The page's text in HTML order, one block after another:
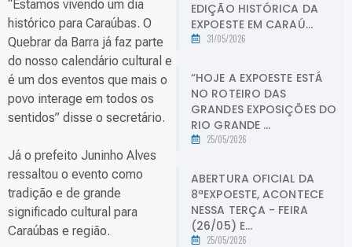
“Estamos vivendo um dia
histórico para Caraúbas. O
Quebrar da Barra já faz parte
do nosso calendário cultural e
é um dos eventos que mais o
povo interage em todos os
sentidos” disse o secretário.
Já o prefeito Juninho Alves
ressaltou o evento como
tradição e de grande
significado cultural para
Caraúbas e região.
EDIÇÃO HISTÓRICA DA
EXPOESTE EM CARAÚ...
31/05/2026
“HOJE A EXPOESTE ESTÁ
NO ROTEIRO DAS
GRANDES EXPOSIÇÕES DO
RIO GRANDE ...
25/05/2026
ABERTURA OFICIAL DA
8ªEXPOESTE, ACONTECE
NESSA TERÇA - FEIRA
(26/05) E...
25/05/2026